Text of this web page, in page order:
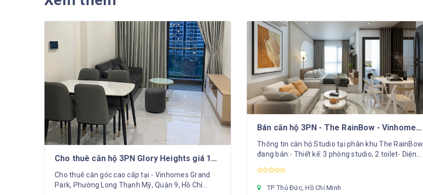
Cho thuê căn hộ 3PN Glory Heights giá 15
triệu/tháng
Cho thuê căn góc cao cấp tại - Vinhomes Grand
Park, Phường Long Thạnh Mỹ, Quận 9, Hồ Chí
Bán căn hộ 3PN - The RainBow - Vinhomes
Grand Park
Thông tin căn hộ Studio tại phân khu The RainBow
đang bán:- Thiết kế: 3 phòng studio, 2 toilet- Diện
TP. Thủ Đức, Hồ Chí Minh